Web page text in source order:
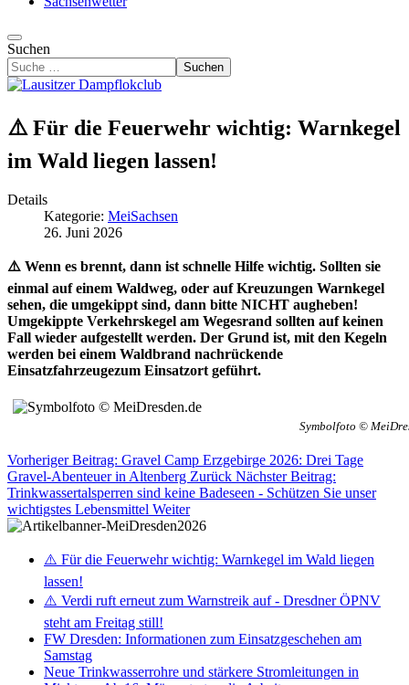
Suchen
Suchen
⚠️ Für die Feuerwehr wichtig: Warnkegel
im Wald liegen lassen!
Details
Kategorie: MeiSachsen
26. Juni 2026
⚠️ Wenn es brennt, dann ist schnelle Hilfe wichtig. Sollten sie
einmal auf einem Waldweg, oder auf Kreuzungen Warnkegel
sehen, die umgekippt sind, dann bitte NICHT augheben!
Umgekippte Verkehrskegel am Wegesrand sollten auf keinen
Fall wieder aufgestellt werden. Der Grund ist, mit den Kegeln
werden bei einem Waldbrand nachrückende
Einsatzfahrzeugezum Einsatzort geführt.
Symbolfoto ©
Vorheriger Beitrag: Gravel Camp Erzgebirge 2026: Drei Tage
Gravel-Abenteuer in Altenberg Zurück Nächster Beitrag:
Trinkwassertalsperren sind keine Badeseen - Schützen Sie unser
wichtigstes Lebensmittel Weiter
⚠️ Für die Feuerwehr wichtig: Warnkegel im Wald liegen
lassen!
⚠️ Verdi ruft erneut zum Warnstreik auf - Dresdner ÖPNV
steht am Freitag still!
FW Dresden: Informationen zum Einsatzgeschehen am
Samstag
Neue Trinkwasserrohre und stärkere Stromleitungen in